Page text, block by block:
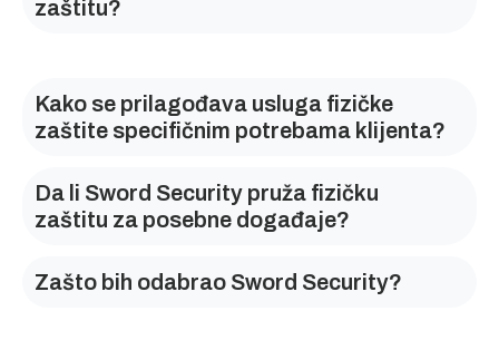
zaštitu?
Kako se prilagođava usluga fizičke
zaštite specifičnim potrebama klijenta?
Da li Sword Security pruža fizičku
zaštitu za posebne događaje?
Zašto bih odabrao Sword Security?